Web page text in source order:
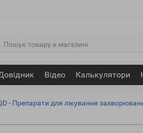
Відео Калькулятори
- Препарати для лікування